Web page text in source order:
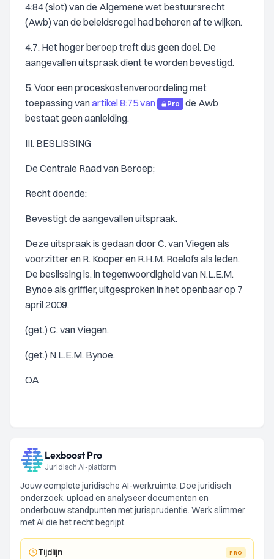
4:84 (slot) van de Algemene wet bestuursrecht
(Awb) van de beleidsregel had behoren af te wijken.
4.7. Het hoger beroep treft dus geen doel. De
aangevallen uitspraak dient te worden bevestigd.
5. Voor een proceskostenveroordeling met
toepassing vanartikel 8:75 van Pro
de Awb
bestaat geen aanleiding.
III. BESLISSING
De Centrale Raad van Beroep;
Recht doende:
Bevestigt de aangevallen uitspraak.
Deze uitspraak is gedaan door C. van Viegen als
voorzitter en R. Kooper en R.H.M. Roelofs als leden.
De beslissing is, in tegenwoordigheid van N.L.E.M.
Bynoe als griffier, uitgesproken in het openbaar op 7
april 2009.
(get.) C. van Viegen.
(get.) N.L.E.M. Bynoe.
OA
Lexboost Pro
Juridisch AI-platform
Jouw complete juridische AI-werkruimte. Doe juridisch
onderzoek, upload en analyseer documenten en
onderbouw standpunten met jurisprudentie. Werk slimmer
met AI die het recht begrijpt.
Tijdlijn PRO